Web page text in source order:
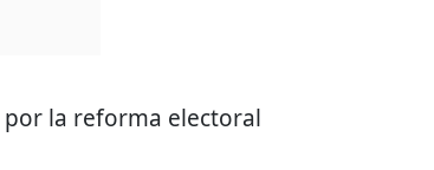
la reforma electoral